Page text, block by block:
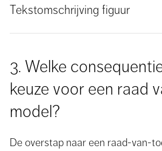
Tekstomschrijving figuur
3. Welke
keuze voor een raad
model?
De overstap naar een raad-van-